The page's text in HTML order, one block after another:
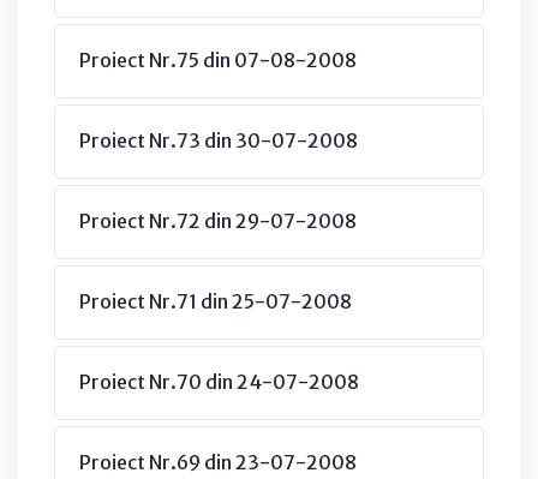
Proiect Nr.75 din 07-08-2008
Proiect Nr.73 din 30-07-2008
Proiect Nr.72 din 29-07-2008
Proiect Nr.71 din 25-07-2008
Proiect Nr.70 din 24-07-2008
Proiect Nr.69 din 23-07-2008